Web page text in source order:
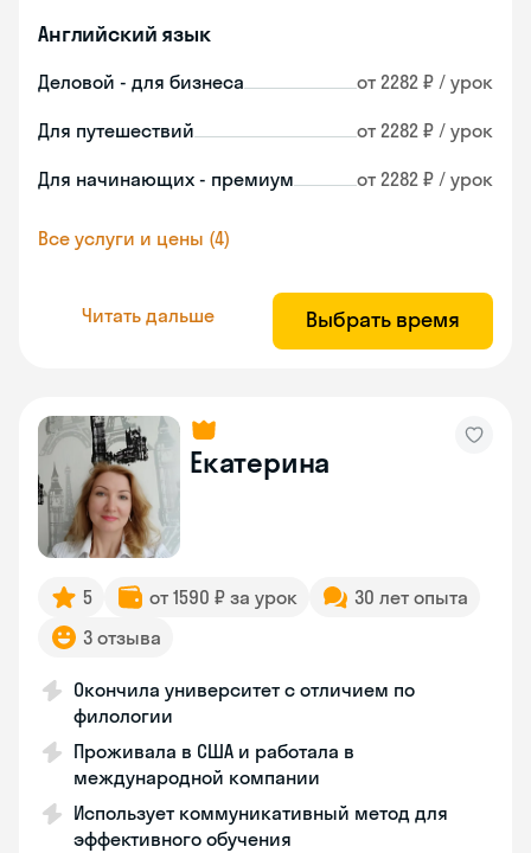
Английский язык
Деловой - для бизнеса от 2282 ₽ / урок
Для путешествий от 2282 ₽ / урок
Для начинающих - премиум от 2282 ₽ / урок
Все услуги и цены (4)
Читать дальше Выбрать время
Екатерина
5 от 1590 ₽ за урок
30 лет опыта
3 отзыва
Окончила университет с отличием по
филологии
Проживала в США и работала в
международной компании
Использует коммуникативный метод для
эффективного обучения